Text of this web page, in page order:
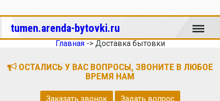
tumen.arenda-bytovki.ru Меню
Главная-> Доставка бытовки
ОСТАЛИСЬ У ВАС ВОПРОСЫ, ЗВОНИТЕ В ЛЮБОЕ
ВРЕМЯ НАМ
Заказать звонок Задать вопрос